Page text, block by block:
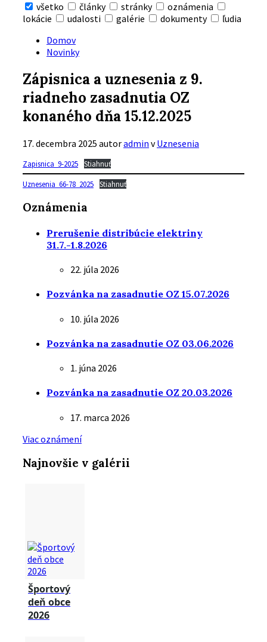
všetko
články stránky
oznámenia
lokácie
udalosti galérie dokumenty ľudia
vyhľadávanie
Domov
Novinky
Zápisnica a uznesenia z 9.
riadneho zasadnutia OZ
konaného dňa 15.12.2025
17. decembra 2025 autoradmin vUznesenia
Zapisnica_9-2025 Stiahnuť
Uznesenia_66-78_2025 Stiahnuť
Oznámenia
Prerušenie distribúcie elektriny
31.7.-1.8.2026
22. júla 2026
Pozvánka na zasadnutie OZ 15.07.2026
10. júla 2026
Pozvánka na zasadnutie OZ 03.06.2026
1. júna 2026
Pozvánka na zasadnutie OZ 20.03.2026
17. marca 2026
Viac oznámení
Najnovšie v galérii
Športový
deň obce
2026